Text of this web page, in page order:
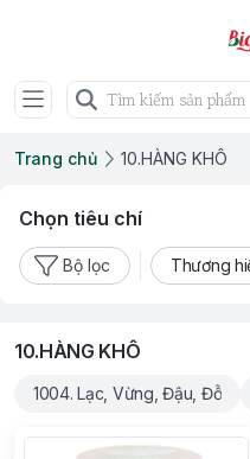
Trang chủ 10.HÀNG KHÔ
Chọn tiêu chí
Bộ lọc Thương
10.HÀNG KHÔ
1004. Lạc, Vừng, Đậu, Đỗ